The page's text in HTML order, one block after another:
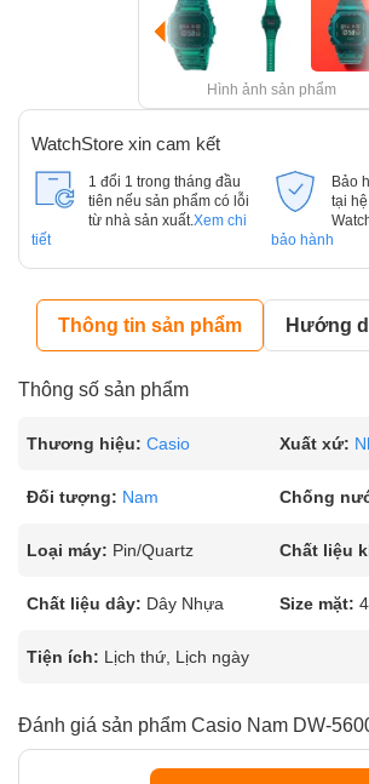
Hình ảnh sản phẩm
WatchStore xin cam kết
1 đổi 1 trong tháng đầu
tiên nếu sản phẩm có lỗi
từ nhà sản xuất. Xem chi
tiết
Bảo
tại
bảo hành
Thông tin sản phẩm Hướng
Thông số sản phẩm
Thương hiệu: Casio Xuất xứ:
Đối tượng: Nam Chống
Loại máy: Pin/Quartz Chất liệu
Chất liệu dây: Dây Nhựa Size mặt:
Tiện ích: Lịch thứ, Lịch ngày
Đánh giá sản phẩm Casio Nam DW-